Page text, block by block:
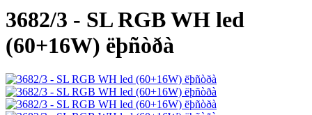
3682/3 - SL RGB WH led
(60+16W) ëþñòðà